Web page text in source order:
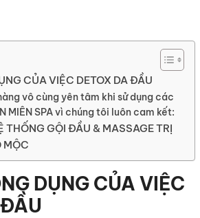
CỦA VIỆC DETOX DA ĐẦU
vô cùng yên tâm khi sử dụng các
MIÊN SPA vì chúng tôi luôn cam kết:
THỐNG GỘI ĐẦU & MASSAGE TRỊ
MỘC
DỤNG CỦA VIỆC